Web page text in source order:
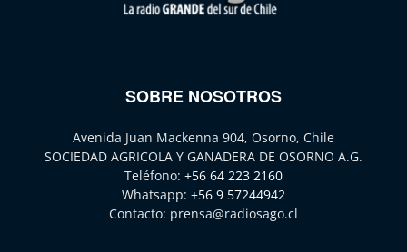
SOBRE NOSOTROS
Avenida Juan Mackenna 904, Osorno, Chile
SOCIEDAD AGRICOLA Y GANADERA DE OSORNO A.G.
Teléfono: +56 64 223 2160
Whatsapp: +56 9 57244942
Contacto: prensa@radiosago.cl